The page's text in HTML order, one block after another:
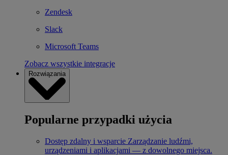
Zendesk
Slack
Microsoft Teams
Zobacz wszystkie integracje
Rozwiązania
Popularne przypadki użycia
Dostęp zdalny i wsparcie Zarządzanie ludźmi,
urządzeniami i aplikacjami — z dowolnego miejsca.